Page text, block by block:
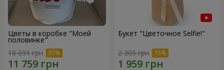
Цветы в коробке "Моей
половинке"
18 091 грн
Букет "Цветочное Selfie!"
2 305 грн